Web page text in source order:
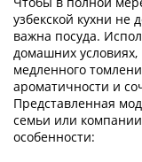
узбекской кухни не
важна посуда.
домашних условиях,
медленного
ароматичности и
Представленная
семьи или
особенности: